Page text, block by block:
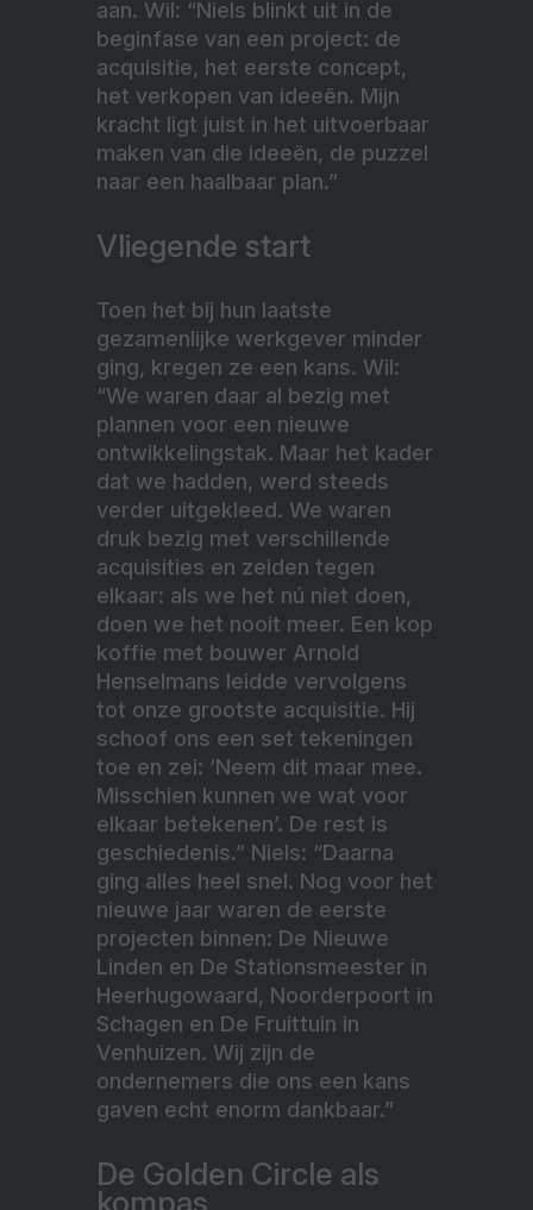
aan. Wil: “Niels blinkt uit in de
beginfase van een project: de
acquisitie, het eerste concept,
het verkopen van ideeën. Mijn
kracht ligt juist in het uitvoerbaar
maken van die ideeën, de puzzel
naar een haalbaar plan.”
Vliegende start
Toen het bij hun laatste
gezamenlijke werkgever minder
ging, kregen ze een kans. Wil:
“We waren daar al bezig met
plannen voor een nieuwe
ontwikkelingstak. Maar het kader
dat we hadden, werd steeds
verder uitgekleed. We waren
druk bezig met verschillende
acquisities en zeiden tegen
elkaar: als we het nú niet doen,
doen we het nooit meer. Een kop
koffie met bouwer Arnold
Henselmans leidde vervolgens
tot onze grootste acquisitie. Hij
schoof ons een set tekeningen
toe en zei: ‘Neem dit maar mee.
Misschien kunnen we wat voor
elkaar betekenen’. De rest is
geschiedenis.” Niels: “Daarna
ging alles heel snel. Nog voor het
nieuwe jaar waren de eerste
projecten binnen: De Nieuwe
Linden en De Stationsmeester in
Heerhugowaard, Noorderpoort in
Schagen en De Fruittuin in
Venhuizen. Wij zijn de
ondernemers die ons een kans
gaven echt enorm dankbaar.”
De Golden Circle als
kompas